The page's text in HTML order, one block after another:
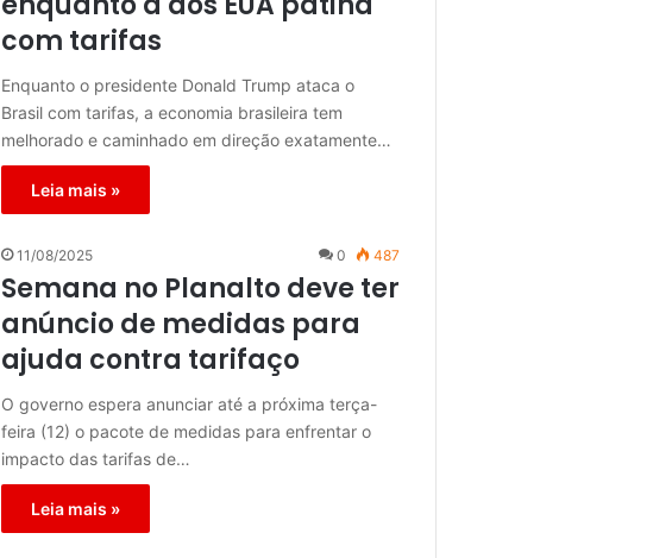
com tarifas
Enquanto o presidente Donald Trump ataca o
Brasil com tarifas, a economia brasileira tem
melhorado e caminhado em direção exatamente…
Leia mais »
11/08/2025 0 487
Semana no Planalto deve ter
anúncio de medidas para
ajuda contra tarifaço
O governo espera anunciar até a próxima terça-
feira (12) o pacote de medidas para enfrentar o
impacto das tarifas de…
Leia mais »